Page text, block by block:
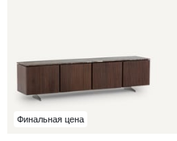
Финальная цена